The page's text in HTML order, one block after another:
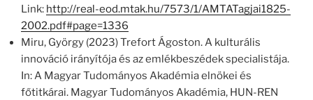
Link: http://real-eod.mtak.hu/7573/1/AMTATagjai1825-
2002.pdf#page=1336
Miru, György (2023) Trefort Ágoston. A kulturális
innováció irányítója és az emlékbeszédek specialistája.
In: A Magyar Tudományos Akadémia elnökei és
főtitkárai. Magyar Tudományos Akadémia, HUN-REN